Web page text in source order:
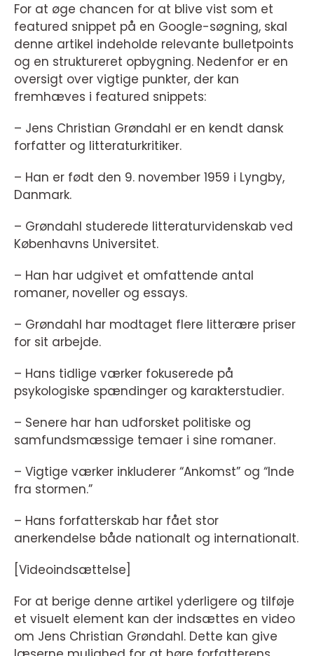
For at øge chancen for at blive vist som et
featured snippet på en Google-søgning, skal
denne artikel indeholde relevante bulletpoints
og en struktureret opbygning. Nedenfor er en
oversigt over vigtige punkter, der kan
fremhæves i featured snippets:
– Jens Christian Grøndahl er en kendt dansk
forfatter og litteraturkritiker.
– Han er født den 9. november 1959 i Lyngby,
Danmark.
– Grøndahl studerede litteraturvidenskab ved
Københavns Universitet.
– Han har udgivet et omfattende antal
romaner, noveller og essays.
– Grøndahl har modtaget flere litterære priser
for sit arbejde.
– Hans tidlige værker fokuserede på
psykologiske spændinger og karakterstudier.
– Senere har han udforsket politiske og
samfundsmæssige temaer i sine romaner.
– Vigtige værker inkluderer “Ankomst” og “Inde
fra stormen.”
– Hans forfatterskab har fået stor
anerkendelse både nationalt og internationalt.
[Videoindsættelse]
For at berige denne artikel yderligere og tilføje
et visuelt element kan der indsættes en video
om Jens Christian Grøndahl. Dette kan give